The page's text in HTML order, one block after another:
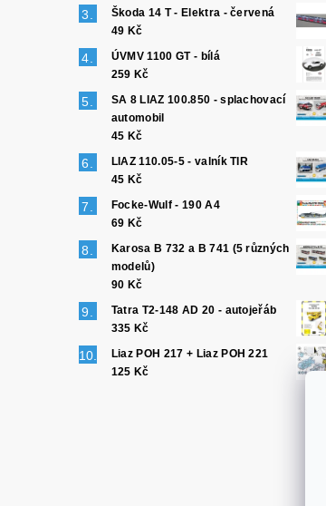
Škoda 14 T - Elektra - červená
49 Kč
ÚVMV 1100 GT - bílá
259 Kč
SA 8 LIAZ 100.850 - splachovací
automobil
45 Kč
LIAZ 110.05-5 - valník TIR
45 Kč
Focke-Wulf - 190 A4
69 Kč
Karosa B 732 a B 741 (5 různých
modelů)
90 Kč
Tatra T2-148 AD 20 - autojeřáb
335 Kč
Liaz POH 217 + Liaz POH 221
125 Kč